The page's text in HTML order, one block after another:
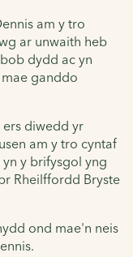
am y tro
ar unwaith heb
dydd ac yn
ganddo
ers diwedd yr
am y tro cyntaf
y brifysgol yng
Rheilffordd Bryste
ond mae'n neis